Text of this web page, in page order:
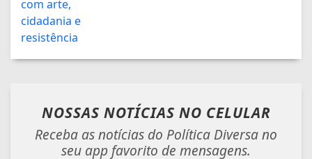
NOSSAS NOTÍCIAS NO CELULAR
Receba as notícias do Política Diversa no
seu app favorito de mensagens.